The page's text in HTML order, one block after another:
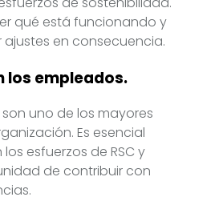
qué está funcionando y
ajustes en consecuencia.
los empleados.
uno de los mayores
Es esencial
esfuerzos de RSC y
de contribuir con